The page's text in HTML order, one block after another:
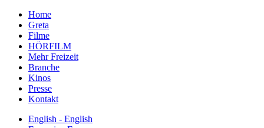
Home
Greta
Filme
HÖRFILM
Mehr Freizeit
Branche
Kinos
Presse
Kontakt
English - English